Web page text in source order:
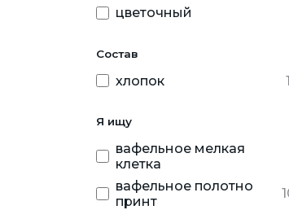
цветочный
Состав
хлопок
Я ищу
вафельное мелкая
клетка
вафельное полотно
принт